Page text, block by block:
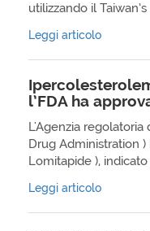
utilizzando il
Leggi articolo
l’FDA ha
L'Agenzia regolatoria
Drug Administration
Lomitapide ), indicato
Leggi articolo